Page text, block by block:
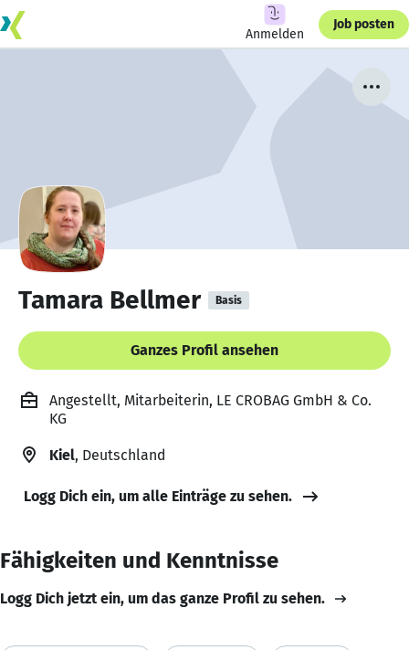
Anmelden
Job posten
Tamara Bellmer Basis
Ganzes Profil ansehen
Angestellt, Mitarbeiterin, LE CROBAG GmbH & Co.
KG
Kiel, Deutschland
Logg Dich ein, um alle Einträge zu sehen.
Fähigkeiten und Kenntnisse
Logg Dich jetzt ein, um das ganze Profil zu sehen.